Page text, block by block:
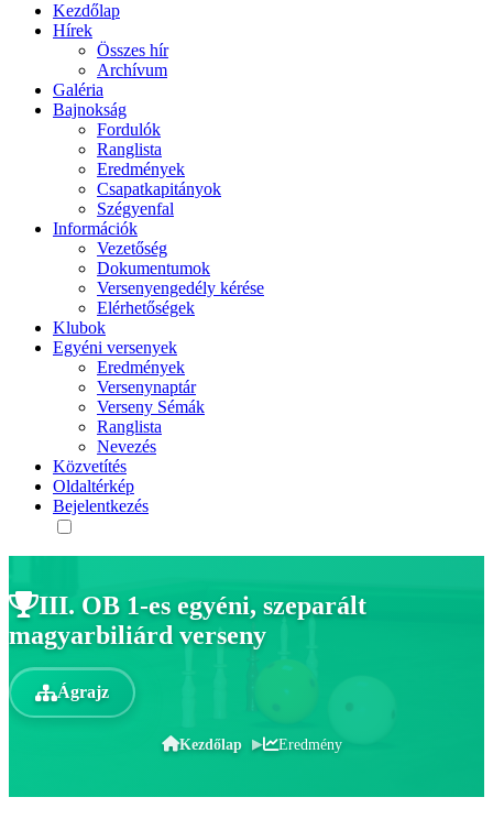
Kezdőlap
Hírek
Összes hír
Archívum
Galéria
Bajnokság
Fordulók
Ranglista
Eredmények
Csapatkapitányok
Szégyenfal
Információk
Vezetőség
Dokumentumok
Versenyengedély kérése
Elérhetőségek
Klubok
Egyéni versenyek
Eredmények
Versenynaptár
Verseny Sémák
Ranglista
Nevezés
Közvetítés
Oldaltérkép
Bejelentkezés
III. OB 1-es egyéni, szeparált
magyarbiliárd verseny
Ágrajz
Kezdőlap Eredmény